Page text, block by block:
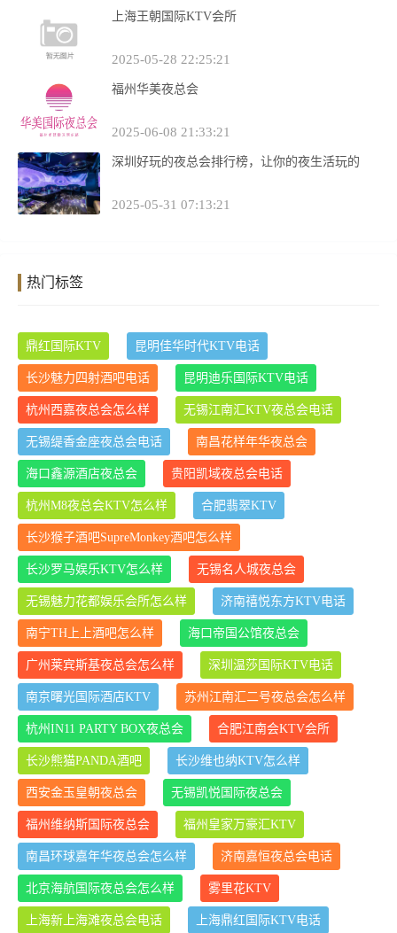
上海王朝国际KTV会所
2025-05-28 22:25:21
福州华美夜总会
2025-06-08 21:33:21
深圳好玩的夜总会排行榜，让你的夜生活玩的
2025-05-31 07:13:21
热门标签
鼎红国际KTV 昆明佳华时代KTV电话
长沙魅力四射酒吧电话 昆明迪乐国际KTV电话
杭州西嘉夜总会怎么样 无锡江南汇KTV夜总会电话
无锡缇香金座夜总会电话 南昌花样年华夜总会
海口鑫源酒店夜总会 贵阳凯域夜总会电话
杭州M8夜总会KTV怎么样 合肥翡翠KTV
长沙猴子酒吧SupreMonkey酒吧怎么样
长沙罗马娱乐KTV怎么样 无锡名人城夜总会
无锡魅力花都娱乐会所怎么样 济南禧悦东方KTV电话
南宁TH上上酒吧怎么样 海口帝国公馆夜总会
广州莱宾斯基夜总会怎么样 深圳温莎国际KTV电话
南京曙光国际酒店KTV 苏州江南汇二号夜总会怎么样
杭州IN11 PARTY BOX夜总会 合肥江南会KTV会所
长沙熊猫PANDA酒吧 长沙维也纳KTV怎么样
西安金玉皇朝夜总会 无锡凯悦国际夜总会
福州维纳斯国际夜总会 福州皇家万豪汇KTV
南昌环球嘉年华夜总会怎么样 济南嘉恒夜总会电话
北京海航国际夜总会怎么样 雾里花KTV
上海新上海滩夜总会电话 上海鼎红国际KTV电话